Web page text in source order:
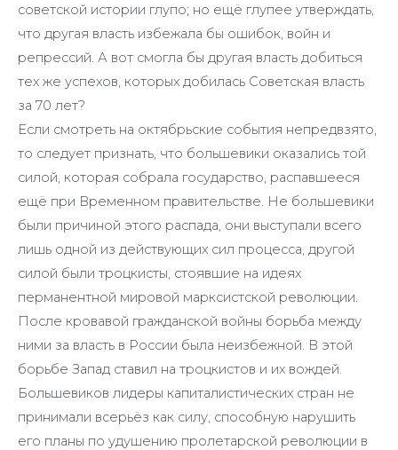
советской истории глупо; но ещё глупее утверждать,
что другая власть избежала бы ошибок, войн и
репрессий. А вот смогла бы другая власть добиться
тех же успехов, которых добилась Советская власть
за 70 лет?
Если смотреть на октябрьские события непредвзято,
то следует признать, что большевики оказались той
силой, которая собрала государство, распавшееся
ещё при Временном правительстве. Не большевики
были причиной этого распада, они выступали всего
лишь одной из действующих сил процесса, другой
силой были троцкисты, стоявшие на идеях
перманентной мировой марксистской революции.
После кровавой гражданской войны борьба между
ними за власть в России была неизбежной. В этой
борьбе Запад ставил на троцкистов и их вождей.
Большевиков лидеры капиталистических стран не
принимали всерьёз как силу, способную нарушить
его планы по удушению пролетарской революции в